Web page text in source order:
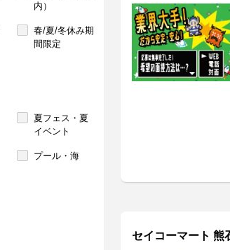
内）
春/夏/冬休み期
間限定
夏フェス・夏
イベント
プール・海
セイコーマート 熊